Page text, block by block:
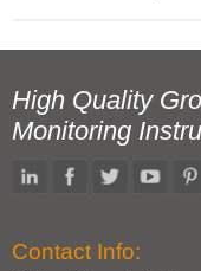
High Quality
Monitoring
Contact Info: